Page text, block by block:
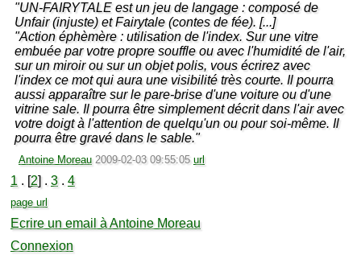
"UN-FAIRYTALE est un jeu de langage : composé de
Unfair (injuste) et Fairytale (contes de fée). [...]
"Action éphèmère : utilisation de l'index. Sur une vitre
embuée par votre propre souffle ou avec l'humidité de l'air,
sur un miroir ou sur un objet polis, vous écrirez avec
l'index ce mot qui aura une visibilité très courte. Il pourra
aussi apparaître sur le pare-brise d'une voiture ou d'une
vitrine sale. Il pourra être simplement décrit dans l'air avec
votre doigt à l'attention de quelqu'un ou pour soi-même. Il
pourra être gravé dans le sable."
Antoine Moreau 2009-02-03 09:55:05 url
1 . [2] . 3. 4
page url
Ecrire un email à Antoine Moreau
Connexion